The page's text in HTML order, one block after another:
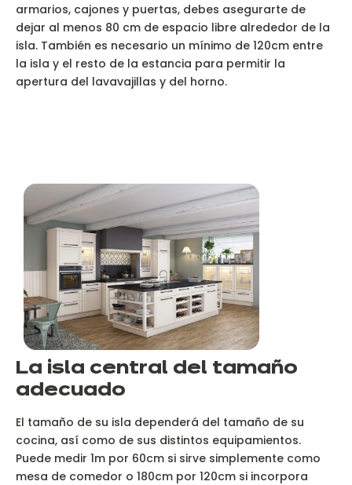
armarios, cajones y puertas, debes asegurarte de
dejar al menos 80 cm de espacio libre alrededor de la
isla. También es necesario un mínimo de 120cm entre
la isla y el resto de la estancia para permitir la
apertura del lavavajillas y del horno.
La isla central del tamaño
adecuado
El tamaño de su isla dependerá del tamaño de su
cocina, así como de sus distintos equipamientos.
Puede medir 1m por 60cm si sirve simplemente como
mesa de comedor o 180cm por 120cm si incorpora